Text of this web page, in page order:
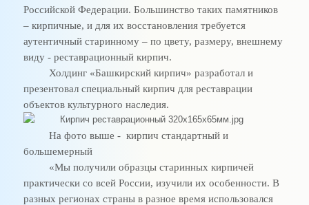
Российской Федерации. Большинство таких памятников
– кирпичные, и для их восстановления требуется
аутентичный старинному – по цвету, размеру, внешнему
виду - реставрационный кирпич.
Холдинг «Башкирский кирпич» разработал и
презентовал специальный кирпич для реставрации
объектов культурного наследия.
На фото выше - кирпич стандартный и
большемерный
«Мы получили образцы старинных кирпичей
практически со всей России, изучили их особенности. В
разных регионах страны в разное время использовался